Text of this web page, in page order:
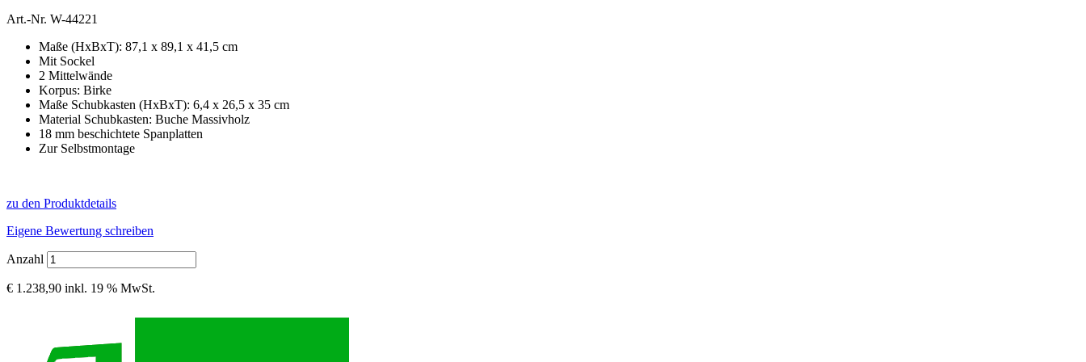
Art.-Nr. W-44221
Maße (HxBxT): 87,1 x 89,1 x 41,5 cm
Mit Sockel
2 Mittelwände
Korpus: Birke
Maße Schubkasten (HxBxT): 6,4 x 26,5 x 35 cm
Material Schubkasten: Buche Massivholz
18 mm beschichtete Spanplatten
Zur Selbstmontage
zu den Produktdetails
Eigene Bewertung schreiben
Anzahl
€ 1.238,90 inkl. 19 % MwSt.